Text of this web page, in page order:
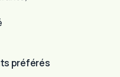
préférés